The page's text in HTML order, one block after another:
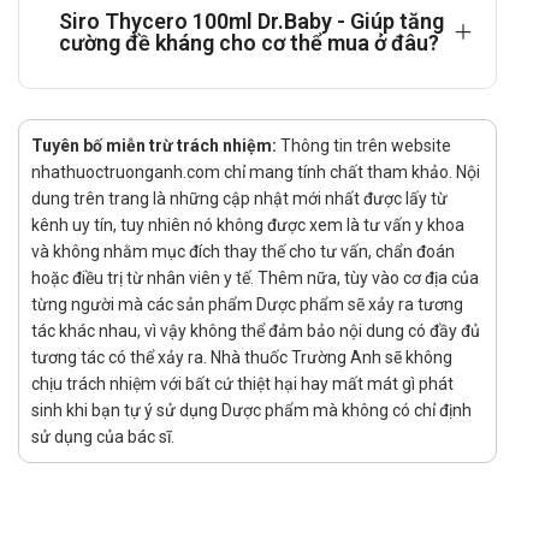
Hướng dẫn sử dụng:
Cách dùng:
Liều dùng:
Trẻ từ 2-5 tuổi: Uống 5ml/lần x 1 lần/ngày.
Trẻ từ 5-12 tuổi: Uống 5ml/lần x 2 lần/ngày.
Trẻ trên 12 tuổi: Uống 5ml/lần x 3 lần/ngày.
Quên liều:
Dùng liều đó ngay khi nhớ ra. Nếu gần đến giờ dùng liều
kế tiếp, hãy bỏ qua liều quên. Tuyệt đối, không dùng gấp
đôi liều để bù.
Siro Thycero 100ml Dr.Baby nên được sử dụng hàng ngày, đặc
biệt là với trẻ có sức khỏe yếu, hay ốm vặt. Công dụng của siro
này là tăng cường sức đề kháng, nâng cao hệ miễn dịch; giúp cơ
Siro Thycero 100ml Dr.Baby - Giúp tăng
cường đề kháng cho cơ thể mua ở đâu?
Tuyên bố miễn trừ trách nhiệm: Thông tin trên website
nhathuoctruonganh.com chỉ mang tính chất tham khảo. Nội
dung trên trang là những cập nhật mới nhất được lấy từ
kênh uy tín, tuy nhiên nó không được xem là tư vấn y khoa
và không nhằm mục đích thay thế cho tư vấn, chẩn đoán
hoặc điều trị từ nhân viên y tế. Thêm nữa, tùy vào cơ địa của
từng người mà các sản phẩm Dược phẩm sẽ xảy ra tương
tác khác nhau, vì vậy không thể đảm bảo nội dung có đầy đủ
tương tác có thể xảy ra. Nhà thuốc Trường Anh sẽ không
chịu trách nhiệm với bất cứ thiệt hại hay mất mát gì phát
sinh khi bạn tự ý sử dụng Dược phẩm mà không có chỉ định
sử dụng của bác sĩ.